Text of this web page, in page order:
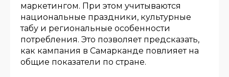
маркетингом. При этом учитываются
национальные праздники, культурные
табу и региональные особенности
потребления. Это позволяет предсказать,
как кампания в Самарканде повлияет на
общие показатели по стране.